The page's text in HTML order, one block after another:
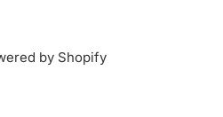
by Shopify